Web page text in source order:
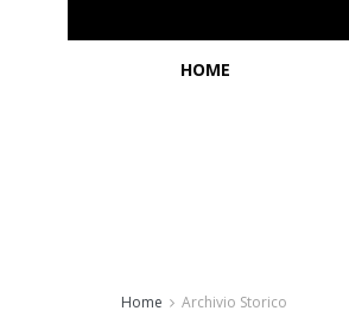
HOME
Home Archivio Storico